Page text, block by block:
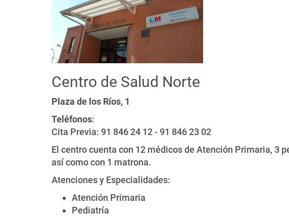
Centro de Salud Norte
Plaza de los Ríos, 1
Teléfonos:
Cita Previa: 91 846 24 12 - 91 846 23 02
El centro cuenta con 12 médicos de Atención Primaria, 3
así como con 1 matrona.
Atenciones y Especialidades:
Atención Primaria
Pediatría